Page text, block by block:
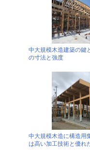
中大規模木造建築の鍵
の寸法と強度
中大規模木造に構造用
は高い加工技術と優れ